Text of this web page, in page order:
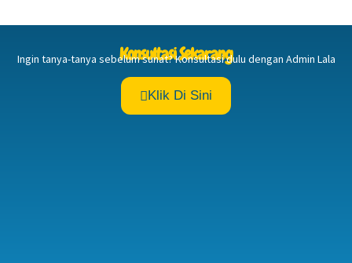
Konsultasi Sekarang
Ingin tanya-tanya sebelum sunat? Konsultasi dulu dengan Admin Lala
Klik Di Sini